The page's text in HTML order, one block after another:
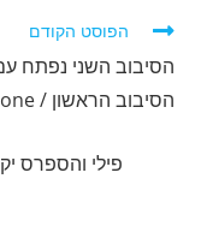
לקרוא
נוספים
הפוסט הקודם
הסיבוב השני נפתח
הסיבוב הראשון / Stockton2Malone ועמיחי קטן